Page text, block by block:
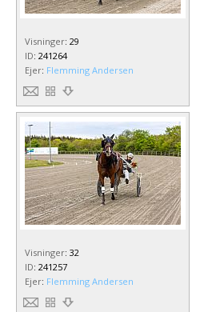
Visninger: 29
ID: 241264
Ejer: Flemming Andersen
Visninger: 32
ID: 241257
Ejer: Flemming Andersen